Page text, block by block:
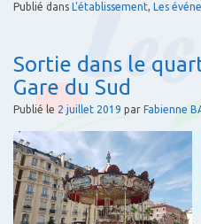
Publié dans L'établissement, Les
Sortie dans le
Gare du Sud
Publié le 2 juillet 2019 par Fabienne